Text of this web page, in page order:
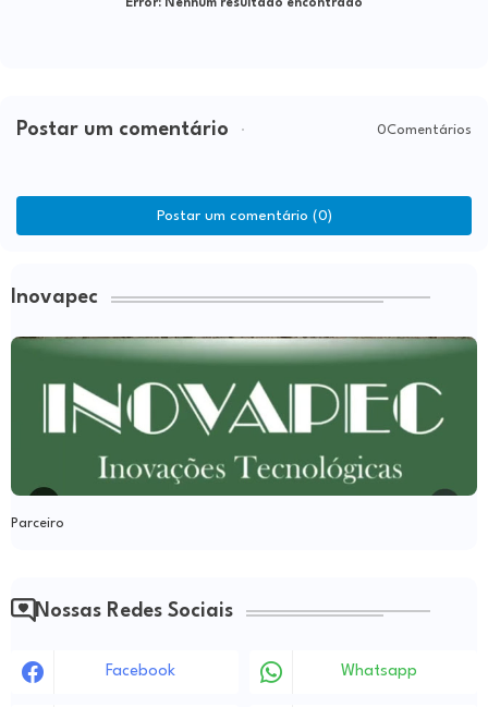
Error: Nenhum resultado encontrado
Postar um comentário 0Comentários
Postar um comentário (0)
Inovapec
Parceiro
Nossas Redes Sociais
Facebook Whatsapp